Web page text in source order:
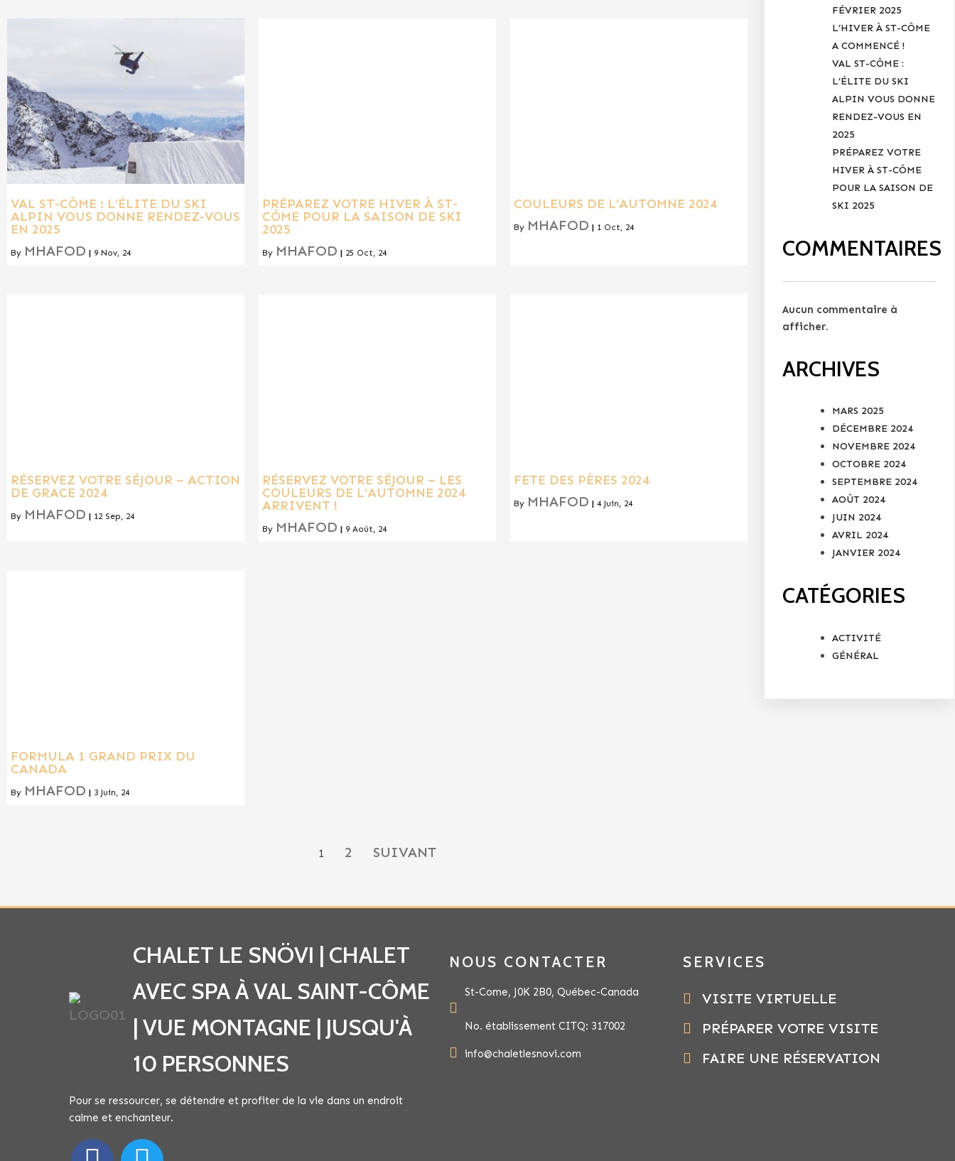
VAL ST-CÔME : L’ÉLITE DU SKI
ALPIN VOUS DONNE RENDEZ-VOUS
EN 2025
By MHAFOD | 9 Nov, 24
PRÉPAREZ VOTRE HIVER À ST-
CÔME POUR LA SAISON DE SKI
2025
By MHAFOD | 25 Oct, 24
COULEURS DE L’AUTOMNE 2024
By MHAFOD | 1 Oct, 24
RÉSERVEZ VOTRE SÉJOUR – ACTION
DE GRACE 2024
By MHAFOD | 12 Sep, 24
RÉSERVEZ VOTRE SÉJOUR – LES
COULEURS DE L’AUTOMNE 2024
ARRIVENT !
By MHAFOD | 9 Août, 24
FETE DES PÈRES 2024
By MHAFOD | 4 Juin, 24
FORMULA 1 GRAND PRIX DU
CANADA
By MHAFOD | 3 Juin, 24
1 2 SUIVANT
FÉVRIER 2025
L’HIVER À ST-CÔME
A COMMENCÉ !
VAL ST-CÔME :
L’ÉLITE DU SKI
ALPIN VOUS DONNE
RENDEZ-VOUS EN
2025
PRÉPAREZ VOTRE
HIVER À ST-CÔME
POUR LA SAISON DE
SKI 2025
COMMENTAIRES
Aucun commentaire à
afficher.
ARCHIVES
MARS 2025
DÉCEMBRE 2024
NOVEMBRE 2024
OCTOBRE 2024
SEPTEMBRE 2024
AOÛT 2024
JUIN 2024
AVRIL 2024
JANVIER 2024
CATÉGORIES
ACTIVITÉ
GÉNÉRAL
CHALET LE SNÖVI | CHALET
AVEC SPA À VAL SAINT-CÔME
| VUE MONTAGNE | JUSQU'À
10 PERSONNES
Pour se ressourcer, se détendre et profiter de la vie dans un endroit
calme et enchanteur.
NOUS CONTACTER
St-Come, J0K 2B0, Québec-Canada
No. établissement CITQ: 317002
info@chaletlesnovi.com
SERVICES
VISITE VIRTUELLE
PRÉPARER VOTRE VISITE
FAIRE UNE RÉSERVATION